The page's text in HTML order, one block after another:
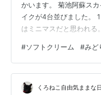
かいます。 菊池阿蘇ス
イクが4台並びました。
はミニマスだと思われる
めて4台のバイクを追い
ど・・・、ソロツーの方
じてた通り スパー！と
組は隼がビミョーでほか
#ソフトクリーム #みど
くろねこ自由気ままな